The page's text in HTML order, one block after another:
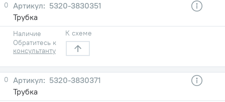
0
5320-3830351
Трубка
Наличие
Обратитесь к
консультанту
К схеме
0
5320-3830371
Трубка